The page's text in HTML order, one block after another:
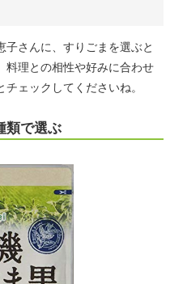
子さんに、すりごまを選ぶと
料理との相性や好みに合わせ
ェックしてくださいね。
類で選ぶ